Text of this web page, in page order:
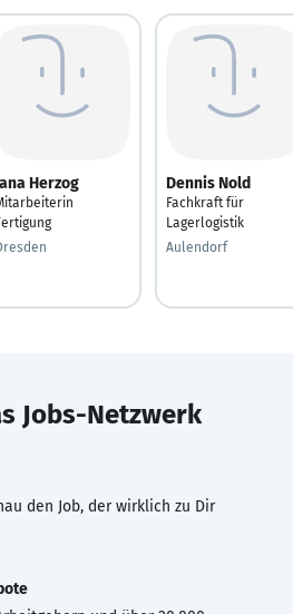
Herzog Dennis Nold
Fachkraft für
Lagerlogistik
Aulendorf
Jobs-Netzwerk
den Job, der wirklich zu Dir